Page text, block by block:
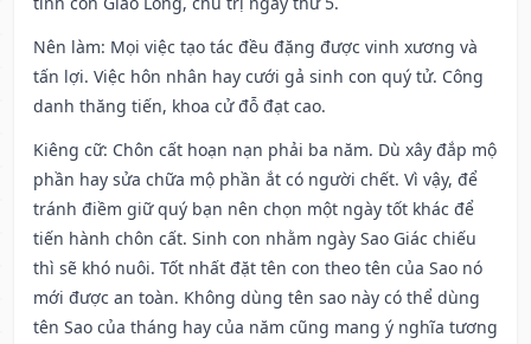
Nên làm: Mọi việc tạo tác đều đặng được vinh xương và
tấn lợi. Việc hôn nhân hay cưới gả sinh con quý tử. Công
danh thăng tiến, khoa cử đỗ đạt cao.
Kiêng cữ: Chôn cất hoạn nạn phải ba năm. Dù xây đắp mộ
phần hay sửa chữa mộ phần ắt có người chết. Vì vậy, để
tránh điềm giữ quý bạn nên chọn một ngày tốt khác để
tiến hành chôn cất. Sinh con nhằm ngày Sao Giác chiếu
thì sẽ khó nuôi. Tốt nhất đặt tên con theo tên của Sao nó
mới được an toàn. Không dùng tên sao này có thể dùng
tên Sao của tháng hay của năm cũng mang ý nghĩa tương